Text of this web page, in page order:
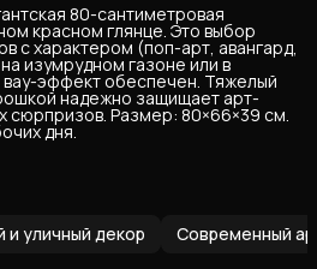
80-сантиметровая
красном глянце. Это выбор
с характером (поп-арт, авангард,
изумрудном газоне или в
эффект обеспечен. Тяжелый
надежно защищает арт-
сюрпризов. Размер: 80×66×39 см.
дня.
уличный декор Современный